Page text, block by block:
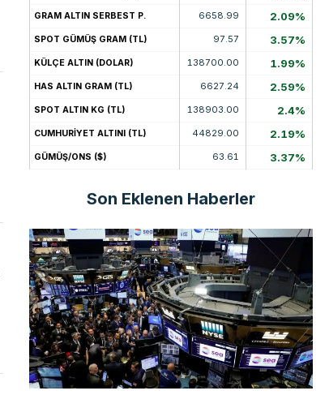
GRAM ALTIN SERBEST P. 6658.99 2.09%
SPOT GÜMÜŞ GRAM (TL) 97.57 3.57%
KÜLÇE ALTIN (DOLAR) 138700.00 1.99%
HAS ALTIN GRAM (TL) 6627.24 2.59%
SPOT ALTIN KG (TL) 138903.00 2.4%
CUMHURİYET ALTINI (TL) 44829.00 2.19%
GÜMÜŞ/ONS ($) 63.61 3.37%
Son Eklenen Haberler